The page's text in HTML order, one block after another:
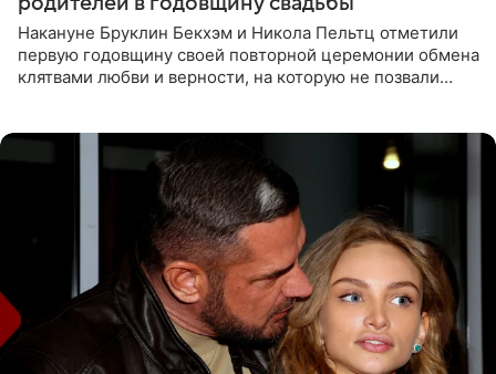
Накануне Бруклин Бекхэм и Никола Пельтц отметили
первую годовщину своей повторной церемонии обмена
клятвами любви и верности, на которую не позвали